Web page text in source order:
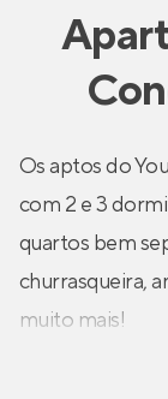
Os aptos do
com 2 e 3
quartos bem
churrasqueira,
muito mais!